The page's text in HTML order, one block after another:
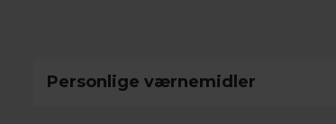
Personlige værnemidler